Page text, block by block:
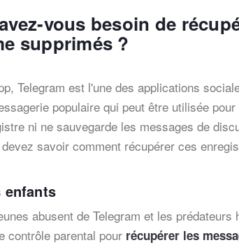
vous besoin de
supprimés ?
Telegram est l'une des applications
populaire qui peut être utilisée
ni ne sauvegarde les messages de
savoir comment récupérer ces
enfants
abusent de Telegram et les
contrôle parental pour récupérer les